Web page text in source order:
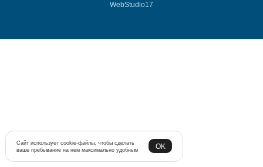
WebStudio17
Сайт использует cookie-файлы, чтобы сделать
ваше пребывание на нем максимально удобным
OK